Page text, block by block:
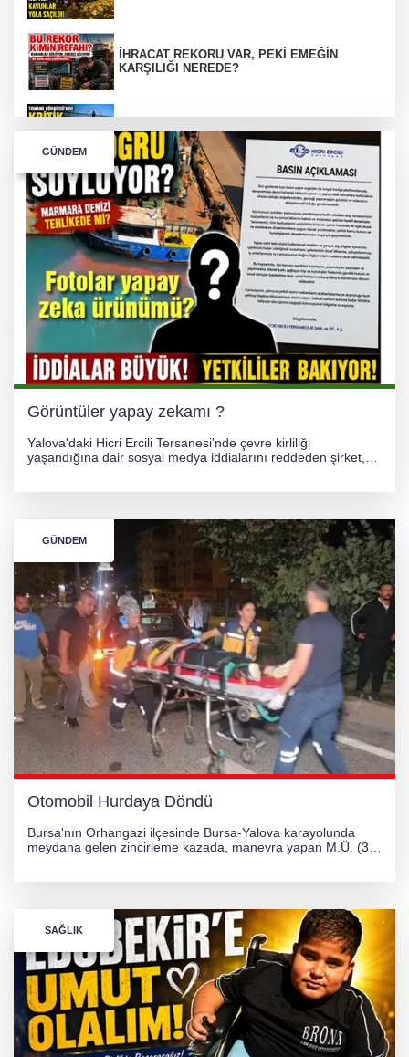
İHRACAT REKORU VAR, PEKİ EMEĞİN
KARŞILIĞI NEREDE?
TONAMİ KÖPRÜSÜ'NDE PANİK!
GÜNEY MARMARA OTOYOLU İMAR
PLANLARI ASKIDA!
GÜNEY MARMARA OTOYOLU İMAR
PLANLARI ASKIDA!
256 PARÇA ESER ELE GEÇİRİLDİ
GÜNDEM
Görüntüler yapay zekamı ?
Yalova'daki Hicri Ercili Tersanesi'nde çevre kirliliği
yaşandığına dair sosyal medya iddialarını reddeden şirket,
GÜNDEM
Otomobil Hurdaya Döndü
Bursa'nın Orhangazi ilçesinde Bursa-Yalova karayolunda
meydana gelen zincirleme kazada, manevra yapan M.Ü. (35)
SAĞLIK